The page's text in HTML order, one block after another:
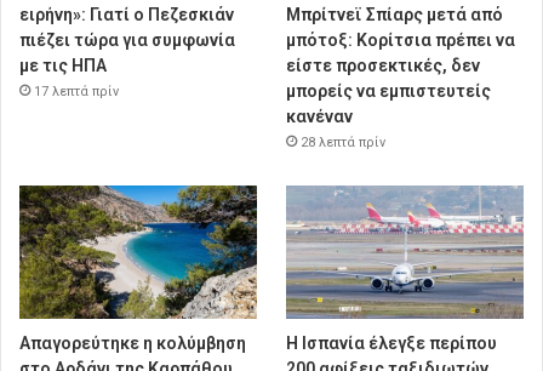
ειρήνη»: Γιατί ο Πεζεσκιάν
πιέζει τώρα για συμφωνία
με τις ΗΠΑ
17 λεπτά πρίν
Μπρίτνεϊ Σπίαρς μετά από
μπότοξ: Κορίτσια πρέπει να
είστε προσεκτικές, δεν
μπορείς να εμπιστευτείς
κανέναν
28 λεπτά πρίν
Απαγορεύτηκε η κολύμβηση
Η Ισπανία έλεγξε περίπου